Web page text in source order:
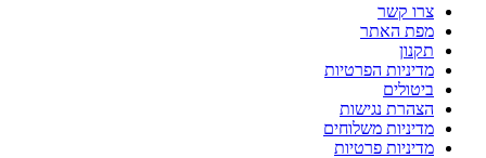
צרו קשר
מפת האתר
תקנון
מדיניות הפרטיות
ביטולים
הצהרת נגישות
מדיניות משלוחים
מדיניות פרטיות